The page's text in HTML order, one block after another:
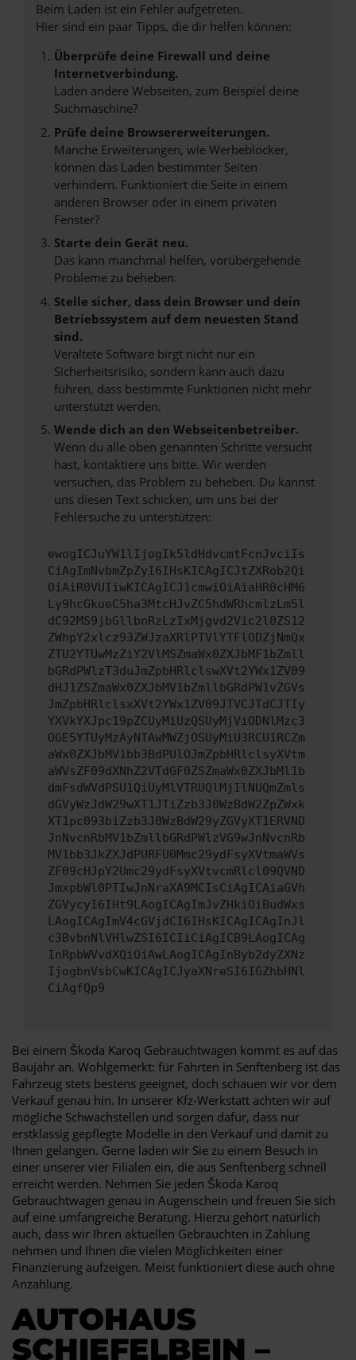
Beim Laden ist ein Fehler aufgetreten.
Hier sind ein paar Tipps, die dir helfen können:
Überprüfe deine Firewall und deine
Internetverbindung.
Laden andere Webseiten, zum Beispiel deine
Suchmaschine?
Prüfe deine Browsererweiterungen.
Manche Erweiterungen, wie Werbeblocker,
können das Laden bestimmter Seiten
verhindern. Funktioniert die Seite in einem
anderen Browser oder in einem privaten
Fenster?
Starte dein Gerät neu.
Das kann manchmal helfen, vorübergehende
Probleme zu beheben.
Stelle sicher, dass dein Browser und dein
Betriebssystem auf dem neuesten Stand
sind.
Veraltete Software birgt nicht nur ein
Sicherheitsrisiko, sondern kann auch dazu
führen, dass bestimmte Funktionen nicht mehr
unterstützt werden.
Wende dich an den Webseitenbetreiber.
Wenn du alle oben genannten Schritte versucht
hast, kontaktiere uns bitte. Wir werden
versuchen, das Problem zu beheben. Du kannst
uns diesen Text schicken, um uns bei der
Fehlersuche zu unterstützen:
ewogICJuYW1lIjogIk5ldHdvcmtFcnJvciIs
CiAgImNvbmZpZyI6IHsKICAgICJtZXRob2Qi
OiAiR0VUIiwKICAgICJ1cmwiOiAiaHR0cHM6
Ly9hcGkueC5ha3MtcHJvZC5hdWRhcmlzLm5l
dC92MS9jbGllbnRzLzIxMjgvd2Vic2l0ZS12
ZWhpY2xlcz93ZWJzaXRlPTVlYTFlODZjNmQx
ZTU2YTUwMzZiY2VlMSZmaWx0ZXJbMF1bZmll
bGRdPWlzT3duJmZpbHRlclswXVt2YWx1ZV09
dHJ1ZSZmaWx0ZXJbMV1bZmllbGRdPW1vZGVs
JmZpbHRlclsxXVt2YWx1ZV09JTVCJTdCJTIy
YXVkYXJpc19pZCUyMiUzQSUyMjViODNlMzc3
OGE5YTUyMzAyNTAwMWZjOSUyMiU3RCU1RCZm
aWx0ZXJbMV1bb3BdPUlOJmZpbHRlclsyXVtm
aWVsZF09dXNhZ2VTdGF0ZSZmaWx0ZXJbMl1b
dmFsdWVdPSU1QiUyMlVTRUQlMjIlNUQmZmls
dGVyWzJdW29wXT1JTiZzb3J0WzBdW2ZpZWxk
XT1pc093biZzb3J0WzBdW29yZGVyXT1ERVND
JnNvcnRbMV1bZmllbGRdPWlzVG9wJnNvcnRb
MV1bb3JkZXJdPURFU0Mmc29ydFsyXVtmaWVs
ZF09cHJpY2Umc29ydFsyXVtvcmRlcl09QVND
JmxpbWl0PTIwJnNraXA9MCIsCiAgICAiaGVh
ZGVycyI6IHt9LAogICAgImJvZHkiOiBudWxs
LAogICAgImV4cGVjdCI6IHsKICAgICAgInJl
c3BvbnNlVHlwZSI6ICIiCiAgICB9LAogICAg
InRpbWVvdXQiOiAwLAogICAgInByb2dyZXNz
IjogbnVsbCwKICAgICJyaXNreSI6IGZhbHNl
CiAgfQp9
Bei einem Škoda Karoq Gebrauchtwagen kommt es auf das
Baujahr an. Wohlgemerkt: für Fahrten in Senftenberg ist das
Fahrzeug stets bestens geeignet, doch schauen wir vor dem
Verkauf genau hin. In unserer Kfz-Werkstatt achten wir auf
mögliche Schwachstellen und sorgen dafür, dass nur
erstklassig gepflegte Modelle in den Verkauf und damit zu
Ihnen gelangen. Gerne laden wir Sie zu einem Besuch in
einer unserer vier Filialen ein, die aus Senftenberg schnell
erreicht werden. Nehmen Sie jeden Škoda Karoq
Gebrauchtwagen genau in Augenschein und freuen Sie sich
auf eine umfangreiche Beratung. Hierzu gehört natürlich
auch, dass wir Ihren aktuellen Gebrauchten in Zahlung
nehmen und Ihnen die vielen Möglichkeiten einer
Finanzierung aufzeigen. Meist funktioniert diese auch ohne
Anzahlung.
AUTOHAUS
SCHIEFELBEIN –